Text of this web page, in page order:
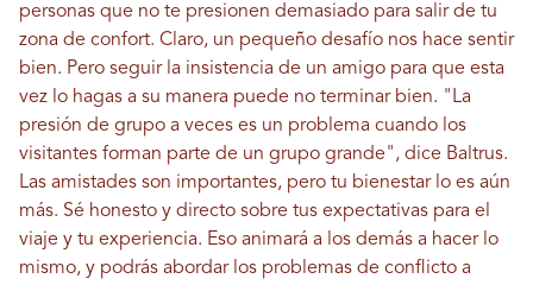
personas que no te presionen demasiado para salir de tu
zona de confort. Claro, un pequeño desafío nos hace sentir
bien. Pero seguir la insistencia de un amigo para que esta
vez lo hagas a su manera puede no terminar bien. "La
presión de grupo a veces es un problema cuando los
visitantes forman parte de un grupo grande", dice Baltrus.
Las amistades son importantes, pero tu bienestar lo es aún
más. Sé honesto y directo sobre tus expectativas para el
viaje y tu experiencia. Eso animará a los demás a hacer lo
mismo, y podrás abordar los problemas de conflicto a